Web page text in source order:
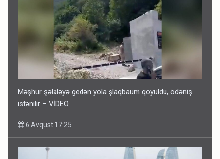
Məşhur şəlaləyə gedən yola şlaqbaum qoyuldu, ödəniş
istənilir – VİDEO
6 Avqust 17:25